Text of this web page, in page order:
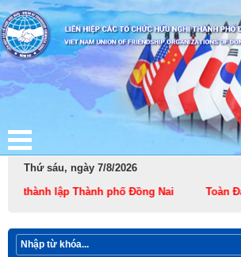
Thứ sáu, ngày 7/8/2026
lập Thành phố Đồng Nai
Toàn Đảng